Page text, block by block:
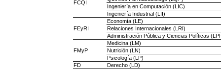
FCQI
Ingeniería en Computación (LIC)
Ingeniería Industrial (LII)
FEyRI
Economía (LE)
Relaciones Internacionales (LRI)
Administración Pública y Ciencias Políticas
FMyP
Medicina (LM)
Nutrición (LN)
Psicología (LP)
FD
Derecho (LD)